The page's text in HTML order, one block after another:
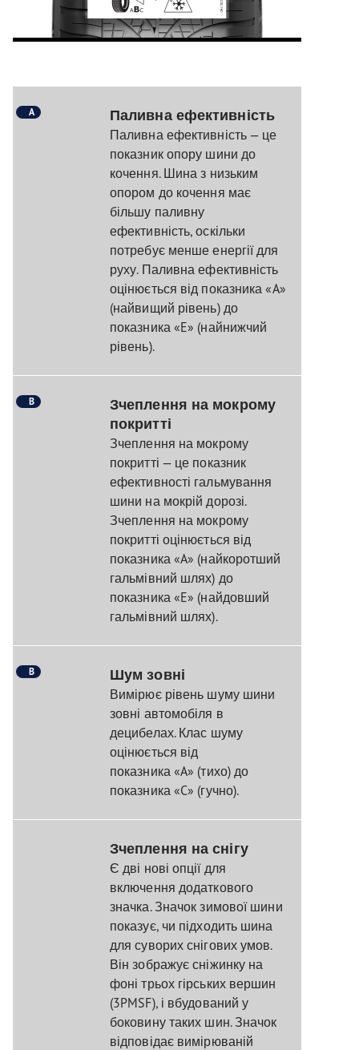
A Паливна ефективність
Паливна ефективність — це
показник опору шини до
кочення. Шина з низьким
опором до кочення має
більшу паливну
ефективність, оскільки
потребує менше енергії для
руху. Паливна ефективність
оцінюється від показника «A»
(найвищий рівень) до
показника «E» (найнижчий
рівень).
B
Зчеплення на мокрому
покритті
Зчеплення на мокрому
покритті — це показник
ефективності гальмування
шини на мокрій дорозі.
Зчеплення на мокрому
покритті оцінюється від
показника «A» (найкоротший
гальмівний шлях) до
показника «E» (найдовший
гальмівний шлях).
B Шум зовні
Вимірює рівень шуму шини
зовні автомобіля в
децибелах. Клас шуму
оцінюється від
показника «A» (тихо) до
показника «C» (гучно).
Зчеплення на снігу
Є дві нові опції для
включення додаткового
значка. Значок зимової шини
показує, чи підходить шина
для суворих снігових умов.
Він зображує сніжинку на
фоні трьох гірських вершин
(3PMSF), і вбудований у
боковину таких шин. Значок
відповідає вимірюваній